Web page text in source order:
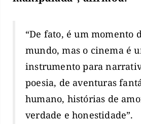
“De fato, é um momento
mundo, mas o cinema é
instrumento para
poesia, de aventuras
humano, histórias de
verdade e honestidade”.